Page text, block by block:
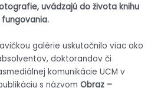
uvádzajú do života knihu
galérie uskutočnilo viac ako
doktorandov či
komunikácie UCM v
s názvomObraz –